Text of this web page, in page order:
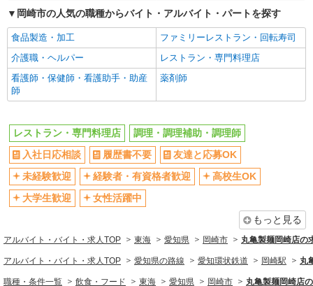
キープ 詳細を見る
アルバイト パート
ピザハット 竜美ヶ丘店
未経験OK！ピザハットピザメイクスタッフ
時給1,170円以上 平日 時給1,170円以上 土日・
愛知県岡崎市竜美南1丁目1-33
キープ 詳細を見る
アルバイト パート
接客・調理スタッフ（簡単な接客・調理・清
掃・など）
時給1450円
愛知県岡崎市矢作町字西林寺36-7
岡崎市の人気の職種からバイト・アルバイト・パートを探す
食品製造・加工
ファミリーレストラン・回転寿司
介護職・ヘルパー
レストラン・専門料理店
看護師・保健師・看護助手・助産
師
薬剤師
レストラン・専門料理店
調理・調理補助・調理師
入社日応相談
履歴書不要
友達と応募OK
未経験歓迎
経験者・有資格者歓迎
高校生OK
大学生歓迎
女性活躍中
もっと見る
アルバイト・バイト・求人TOP 東海 愛知県 岡崎市 丸亀製麺岡崎店の
アルバイト・バイト・求人TOP 愛知県の路線 愛知環状鉄道 岡崎駅 丸
職種・条件一覧 飲食・フード 東海 愛知県 岡崎市 丸亀製麺岡崎店